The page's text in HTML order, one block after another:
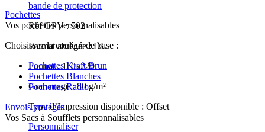
Pochettes
Vos pochettes personnalisables
Choisissez la couleur de base :
Pochettes Kraft Brun
Pochettes Blanches
Pochettes Radio
Envois protégés
Vos Sacs à Soufflets personnalisables
bande de protection
Réf GPV :502
Format abrégée :DL
Format : 110x220
Grammage :80 g/m²
Type d’Impression disponible : Offset
Personnaliser